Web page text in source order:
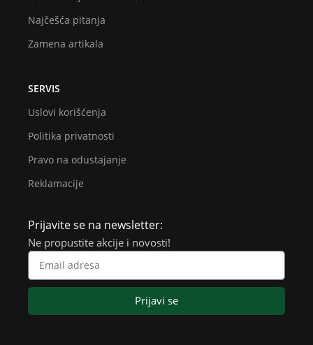
Najčešća pitanja
Zamena artikala
SERVIS
Uslovi korišćenja
Politika privatnosti
Pravo na odustajanje
Reklamacije
Prijavite se na newsletter:
Ne propustite akcije i novosti!
Prijavi se